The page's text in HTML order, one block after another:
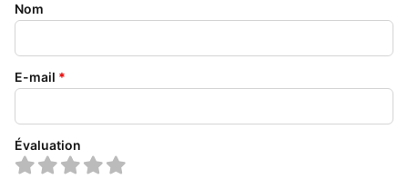
Nom
E-mail *
Évaluation